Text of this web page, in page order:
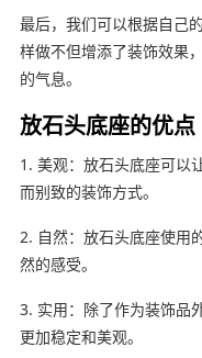
最后，我们可以根据自己
样做不但增添了装饰效果
的气息。
放石头底座的优点
1. 美观：放石头底座可以
而别致的装饰方式。
2. 自然：放石头底座使用
然的感受。
3. 实用：除了作为装饰品
更加稳定和美观。